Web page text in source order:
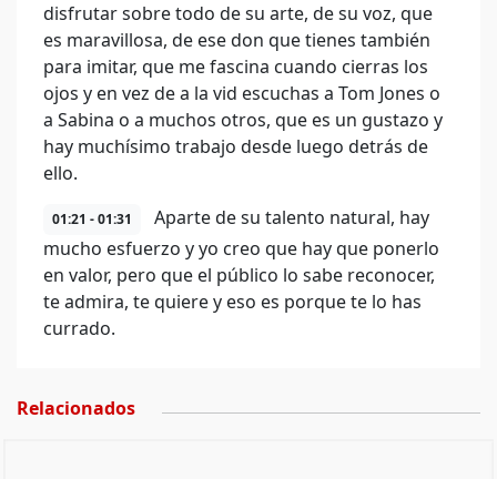
disfrutar sobre todo de su arte, de su voz, que
es maravillosa, de ese don que tienes también
para imitar, que me fascina cuando cierras los
ojos y en vez de a la vid escuchas a Tom Jones o
a Sabina o a muchos otros, que es un gustazo y
hay muchísimo trabajo desde luego detrás de
ello.
01:21 - 01:31
Aparte de su talento natural, hay
mucho esfuerzo y yo creo que hay que ponerlo
en valor, pero que el público lo sabe reconocer,
te admira, te quiere y eso es porque te lo has
currado.
Relacionados